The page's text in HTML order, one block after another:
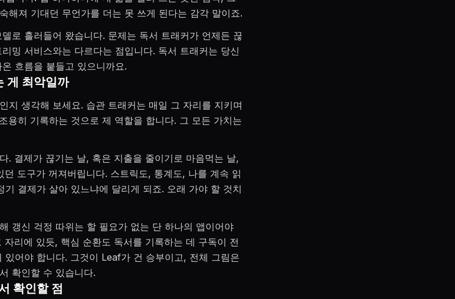
해져 기대던 무언가를 더는 못 쓰게 된다는 감각 말이죠.
로 흘러들어 왔습니다. 문제는 독서 트래커가 언제든 끊
밍 서비스와는 다르다는 점입니다. 독서 트래커는 당신
흐름을 붙들고 있으니까요.
게 최악일까
지 생각해 보세요. 습관 트래커는 매일 그 자리를 지키며
용히 기록하는 것으로 제 역할을 합니다. 그 모든 가치는
. 결제가 끊기는 날, 혹은 지출을 줄이기로 마음먹는 날,
도구가 꺼져버립니다. 스트릭도, 통계도, 나를 계속 읽
결제가 살아 있느냐에 달리게 되죠. 오래 가야 할 것치
갱신 걱정 따위는 할 필요가 없는 단 하나의 앱이어야
리에 있듯, 핵심 순환도 독서를 기록하는 데 구독이 전
있어야 합니다. 그것이 Leaf가 건 승부이고, 전체 그림은
확인할 수 있습니다.
확인할 점